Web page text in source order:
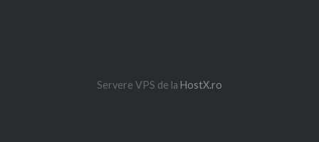
Servere VPS de la HostX.ro